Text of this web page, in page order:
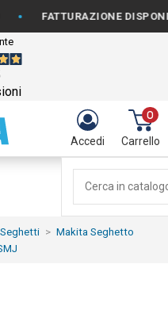
FATTURAZIONE DISPONIBILE
Accedi
0
Carrello
Seghetti
Makita Seghetto